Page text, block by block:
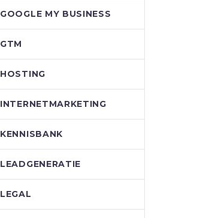
GOOGLE MY BUSINESS
GTM
HOSTING
INTERNETMARKETING
KENNISBANK
LEADGENERATIE
LEGAL